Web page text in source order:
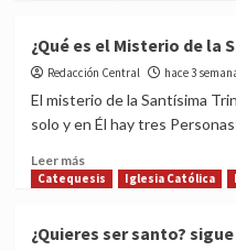
puede
comulgar
si
has
cometido
pecados
veniales?
¿Qué es el Misterio de la
Redacción Central hace 3
El misterio de la Santísima
solo y en Él hay tres
Leer másRead
more
es
Catequesis Iglesia Católica
¿Quieres ser santo?